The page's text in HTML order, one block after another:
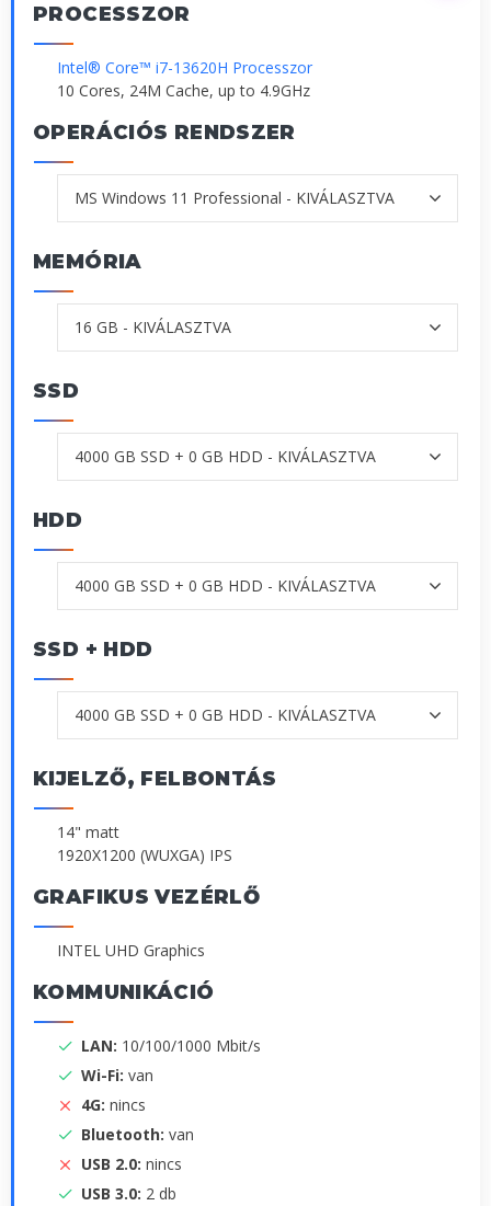
PROCESSZOR
Intel® Core™ i7-13620H Processzor
10 Cores, 24M Cache, up to 4.9GHz
OPERÁCIÓS RENDSZER
MEMÓRIA
SSD
HDD
SSD + HDD
KIJELZŐ, FELBONTÁS
14" matt
1920X1200 (WUXGA) IPS
GRAFIKUS VEZÉRLŐ
INTEL UHD Graphics
KOMMUNIKÁCIÓ
LAN: 10/100/1000 Mbit/s
Wi-Fi: van
4G: nincs
Bluetooth: van
USB 2.0: nincs
USB 3.0: 2 db